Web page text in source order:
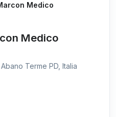
Medico
Medico
Terme PD, Italia